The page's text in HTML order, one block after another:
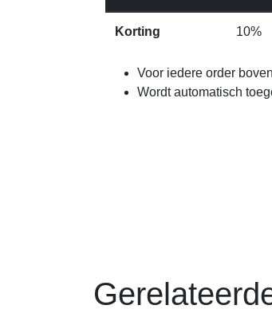
Korting 10%
Voor iedere order
Wordt automatisch